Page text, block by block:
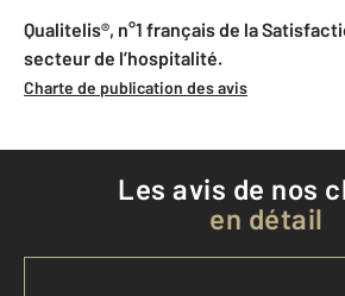
Qualitelis®, n°1 français de la
secteur de l’hospitalité.
Charte de publication des avis
Les avis de nos
en détail